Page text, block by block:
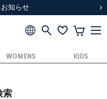
改定のお知らせ
知らせ
改定のお知らせ
知らせ
WOMENS KIDS
索